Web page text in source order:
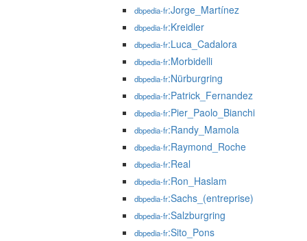
dbpedia-fr:Jorge_Martínez
dbpedia-fr:Kreidler
dbpedia-fr:Luca_Cadalora
dbpedia-fr:Morbidelli
dbpedia-fr:Nürburgring
dbpedia-fr:Patrick_Fernandez
dbpedia-fr:Pier_Paolo_Bianchi
dbpedia-fr:Randy_Mamola
dbpedia-fr:Raymond_Roche
dbpedia-fr:Real
dbpedia-fr:Ron_Haslam
dbpedia-fr:Sachs_(entreprise)
dbpedia-fr:Salzburgring
dbpedia-fr:Sito_Pons